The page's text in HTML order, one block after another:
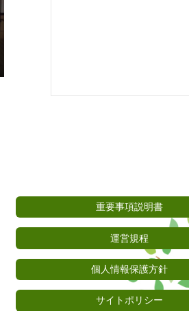
重要事項説明書
運営規程
個人情報保護方針
サイトポリシー